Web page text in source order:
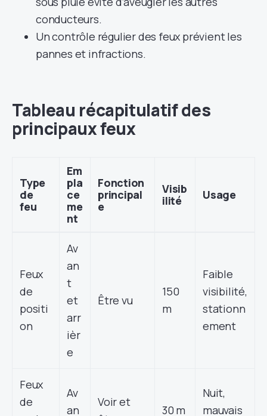
conducteurs.
Un contrôle régulier des feux prévient les
pannes et infractions.
Tableau récapitulatif des
principaux feux
Type
de
feu
Em
pla
ce
me
nt
Fonction
principal
e
Visib
ilité
Usage
Feux
de
positi
on
Av
an
t
et
arr
ièr
e
Être vu
150
m
Faible
visibilité,
stationn
ement
Feux
de
Av
an
Voir et
30 m
Nuit,
mauvais